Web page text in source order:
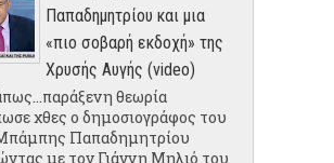
Παπαδημητρίου και μια
«πιο σοβαρή εκδοχή» της
Χρυσής Αυγής (video)
θεωρία
χθες ο δημοσιογράφος του
Παπαδημητρίου
με τον Γιάννη Μηλιό του